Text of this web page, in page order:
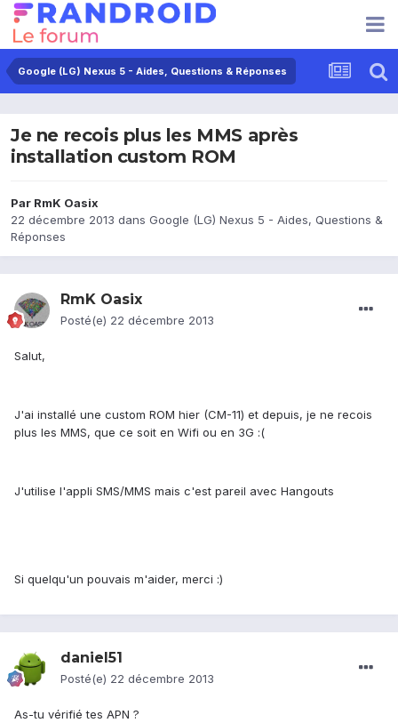
Google (LG) Nexus 5 - Aides, Questions & Réponses
Je ne recois plus les MMS après
installation custom ROM
Par RmK Oasix
22 décembre 2013 dans Google (LG) Nexus 5 - Aides, Questions &
Réponses
RmK Oasix
Posté(e) 22 décembre 2013
Salut,
J'ai installé une custom ROM hier (CM-11) et depuis, je ne recois
plus les MMS, que ce soit en Wifi ou en 3G :(
J'utilise l'appli SMS/MMS mais c'est pareil avec Hangouts
Si quelqu'un pouvais m'aider, merci :)
daniel51
Posté(e) 22 décembre 2013
As-tu vérifié tes APN ?